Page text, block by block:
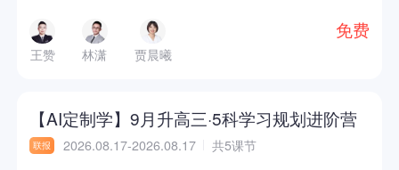
王赞 林潇 贾晨曦
免费
【AI定制学】9月升高三·5科学习规划进阶营
联报 2026.08.17-2026.08.17 共5课节